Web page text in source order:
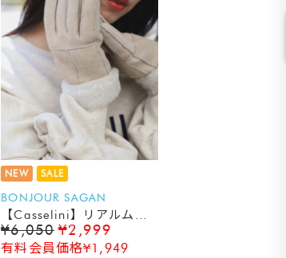
NEW SALE
BONJOUR SAGAN
【Casselini】リアルムー
トン手袋
¥6,050 ¥2,999
有料会員価格¥1,949